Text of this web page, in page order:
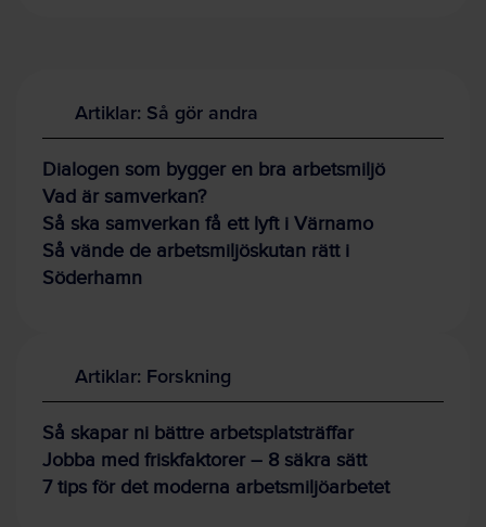
Artiklar: Så gör andra
Dialogen som bygger en bra arbetsmiljö
Vad är samverkan?
Så ska samverkan få ett lyft i Värnamo
Så vände de arbetsmiljöskutan rätt i
Söderhamn
Artiklar: Forskning
Så skapar ni bättre arbetsplatsträffar
Jobba med friskfaktorer – 8 säkra sätt
7 tips för det moderna arbetsmiljöarbetet